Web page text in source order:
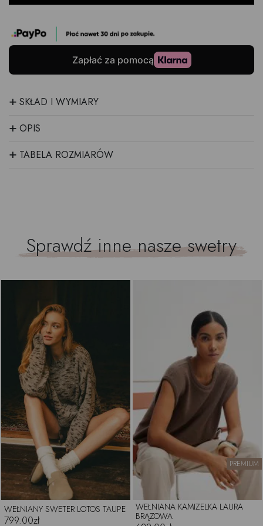
+ SKŁAD I WYMIARY
+ OPIS
+ TABELA ROZMIARÓW
Sprawdź inne naszeswetry
WEŁNIANY SWETER LOTOS TAUPE
799.00zł
PREMIUM
WEŁNIANA KAMIZELKA LAURA
BRĄZOWA